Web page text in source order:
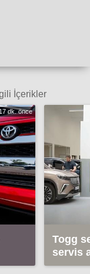
İçerikler
17 dk. önce
Togg
servis